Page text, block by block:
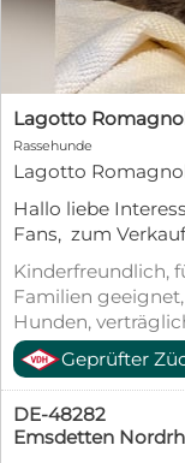
Lagotto
Rassehunde
Lagotto
Hallo liebe
Fans, zum
Rüden Die
Mai 2026
und können daher
angeschaut
die Wurfkiste in
wissen wir dann
charakterlich
wartet auf liebe
Kinderfreundlich,
Familien
Hunden,
Heimtierausweis,
Geprüfter
DE-48282
Emsdetten